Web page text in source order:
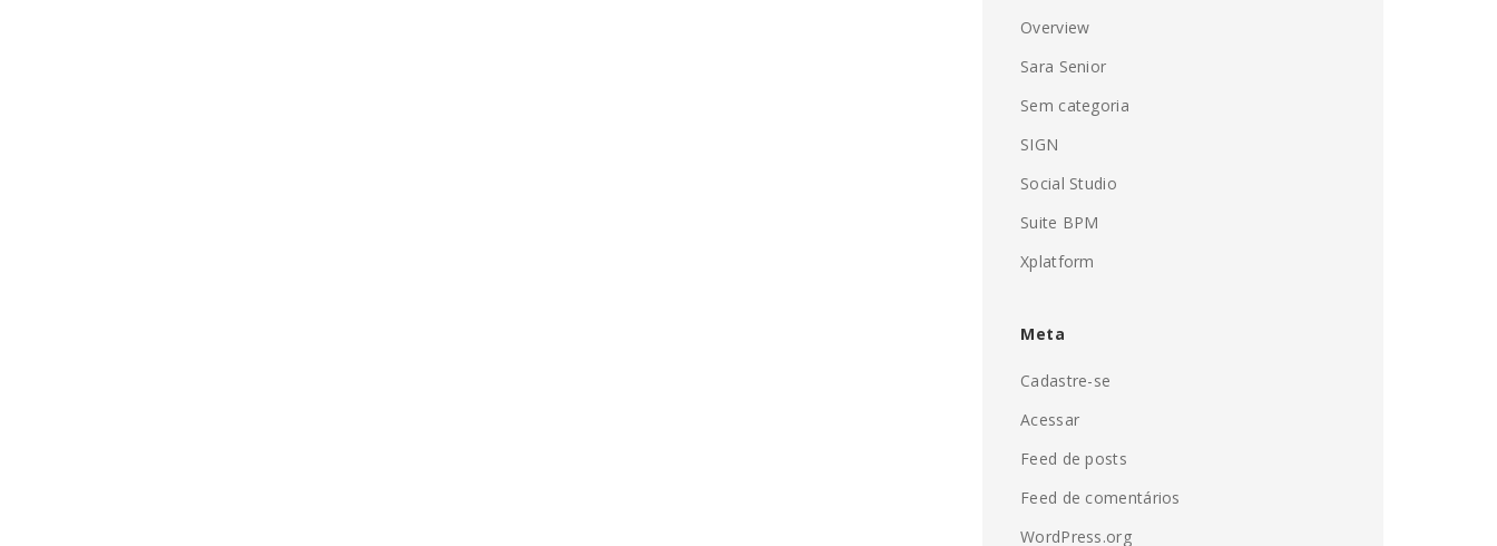
Overview
Sara Senior
Sem categoria
SIGN
Social Studio
Suite BPM
Xplatform
Meta
Cadastre-se
Acessar
Feed de posts
Feed de comentários
WordPress.org